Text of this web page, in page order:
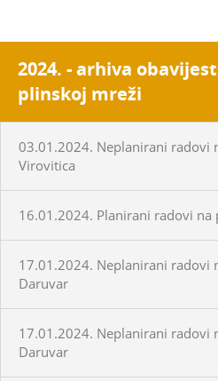
2024. - arhiva
plinskoj mreži
03.01.2024. Neplanirani radovi
Virovitica
16.01.2024. Planirani radovi na
17.01.2024. Neplanirani radovi
Daruvar
17.01.2024. Neplanirani radovi
Daruvar